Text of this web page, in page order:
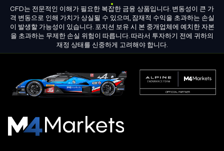
그룹 라이선스 KO 파트너 되기
CFD는 전문적인 이해가 필요한 복잡한 금융 상품입니다. 변동성이 큰 가
격 변동으로 인해 가치가 상실될 수 있으며, 잠재적 수익을 초과하는 손실
이 발생할 가능성이 있습니다. 포지션 보유 시 본 중개업체에 예치한 자본
을 초과하는 무제한 손실 위험이 따릅니다. 따라서 투자하기 전에 귀하의
재정 상태를 신중하게 고려해야 합니다.
M4Markets
CFD
Trading
Regulated
Broker
시장
M4Markets